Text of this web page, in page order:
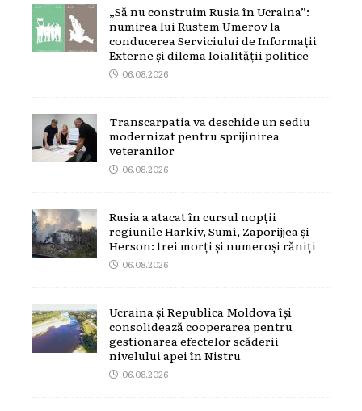
„Să nu construim Rusia în Ucraina”:
numirea lui Rustem Umerov la
conducerea Serviciului de Informații
Externe și dilema loialității politice
06.08.2026
Transcarpatia va deschide un sediu
modernizat pentru sprijinirea
veteranilor
06.08.2026
Rusia a atacat în cursul nopții
regiunile Harkiv, Sumî, Zaporijjea și
Herson: trei morți și numeroși răniți
06.08.2026
Ucraina și Republica Moldova își
consolidează cooperarea pentru
gestionarea efectelor scăderii
nivelului apei în Nistru
06.08.2026